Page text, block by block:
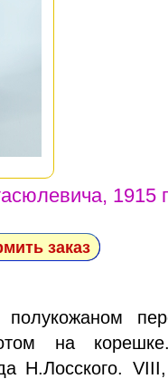
1915
заказ
на
Н.Лосского.